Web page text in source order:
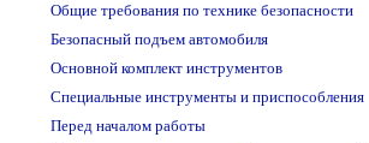
Общие требования по технике безопасности
Безопасный подъем автомобиля
Основной комплект инструментов
Специальные инструменты и приспособления
Перед началом работы